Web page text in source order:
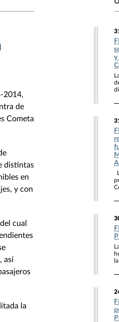
2014,
de
Cometa
distintas
en
y con
cual
así
la
y